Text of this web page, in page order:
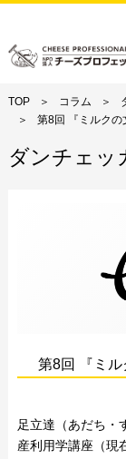
TOP コラム
第8回 『ミルクの
ダンチェッ
第8回 『ミル
足立達（あだち・
産利用学講座（現